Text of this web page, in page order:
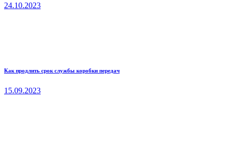
24.10.2023
Как продлить срок службы коробки передач
15.09.2023